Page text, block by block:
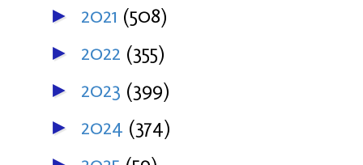
► 2021 (508)
► 2022 (355)
► 2023 (399)
► 2024 (374)